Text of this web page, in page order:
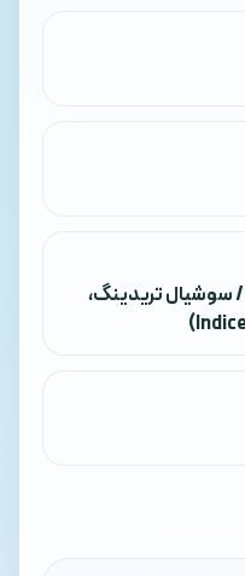
/ سوشیال تریدینگ،